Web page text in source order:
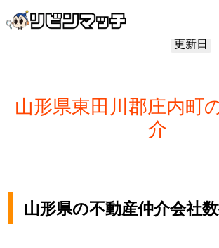
更新日
山形県東田川郡庄内町
介
山形県の不動産仲介会社